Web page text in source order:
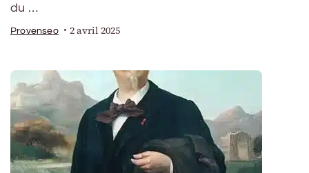
du …
Provenseo 2 avril 2025